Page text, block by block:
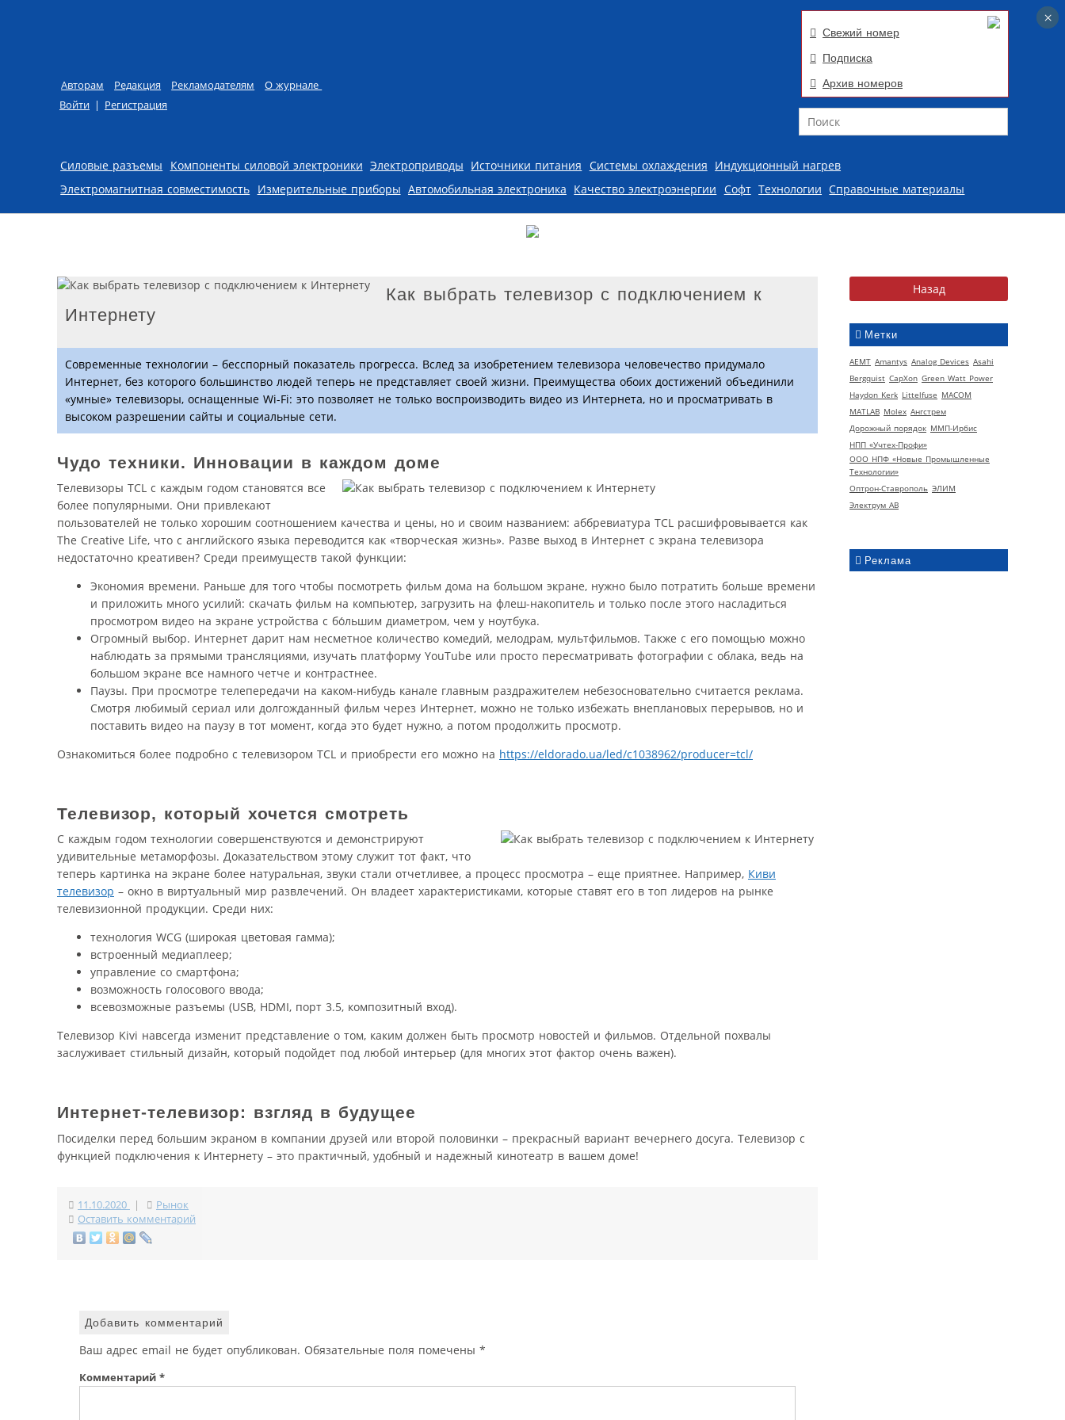
Авторам Редакция Рекламодателям
О журнале
Войти | Регистрация
Свежий номер
Подписка
Архив номеров
Поиск
Skip to content
Силовые разъемы Компоненты силовой электроники Электроприводы Источники питания Системы охлаждения Индукционный нагрев
Электромагнитная совместимость Измерительные приборы Автомобильная электроника Качество электроэнергии Софт Технологии Справочные материалы
Метки
AEMT Amantys Analog Devices Asahi
Bergquist CapXon Green Watt Power
Haydon Kerk Littelfuse MACOM
MATLAB Molex Ангстрем
Дорожный порядок ММП-Ирбис
НПП «Учтех-Профи»
ООО НПФ «Новые Промышленные
Технологии»
Оптрон-Ставрополь ЭЛИМ
Электрум АВ
Реклама
Как выбрать телевизор с подключением к
Интернету
Современные технологии – бесспорный показатель прогресса. Вслед за изобретением телевизора человечество придумало
Интернет, без которого большинство людей теперь не представляет своей жизни. Преимущества обоих достижений объединили
«умные» телевизоры, оснащенные Wi-Fi: это позволяет не только воспроизводить видео из Интернета, но и просматривать в
высоком разрешении сайты и социальные сети.
Чудо техники. Инновации в каждом доме
Телевизоры TCL с каждым годом становятся все
более популярными. Они привлекают
пользователей не только хорошим соотношением качества и цены, но и своим названием: аббревиатура TCL расшифровывается как
The Creative Life, что с английского языка переводится как «творческая жизнь». Разве выход в Интернет с экрана телевизора
недостаточно креативен? Среди преимуществ такой функции:
Экономия времени. Раньше для того чтобы посмотреть фильм дома на большом экране, нужно было потратить больше времени
и приложить много усилий: скачать фильм на компьютер, загрузить на флеш-накопитель и только после этого насладиться
просмотром видео на экране устройства с бо́льшим диаметром, чем у ноутбука.
Огромный выбор. Интернет дарит нам несметное количество комедий, мелодрам, мультфильмов. Также с его помощью можно
наблюдать за прямыми трансляциями, изучать платформу YouTube или просто пересматривать фотографии с облака, ведь на
большом экране все намного четче и контрастнее.
Паузы. При просмотре телепередачи на каком-нибудь канале главным раздражителем небезосновательно считается реклама.
Смотря любимый сериал или долгожданный фильм через Интернет, можно не только избежать внеплановых перерывов, но и
поставить видео на паузу в тот момент, когда это будет нужно, а потом продолжить просмотр.
Ознакомиться более подробно с телевизором TCL и приобрести его можно на https://eldorado.ua/led/c1038962/producer=tcl/
Телевизор, который хочется смотреть
С каждым годом технологии совершенствуются и демонстрируют
удивительные метаморфозы. Доказательством этому служит тот факт, что
теперь картинка на экране более натуральная, звуки стали отчетливее, а процесс просмотра – еще приятнее. Например, Киви
телевизор – окно в виртуальный мир развлечений. Он владеет характеристиками, которые ставят его в топ лидеров на рынке
телевизионной продукции. Среди них:
технология WCG (широкая цветовая гамма);
встроенный медиаплеер;
управление со смартфона;
возможность голосового ввода;
всевозможные разъемы (USB, HDMI, порт 3.5, композитный вход).
Телевизор Kivi навсегда изменит представление о том, каким должен быть просмотр новостей и фильмов. Отдельной похвалы
заслуживает стильный дизайн, который подойдет под любой интерьер (для многих этот фактор очень важен).
Интернет-телевизор: взгляд в будущее
Посиделки перед большим экраном в компании друзей или второй половинки – прекрасный вариант вечернего досуга. Телевизор с
функцией подключения к Интернету – это практичный, удобный и надежный кинотеатр в вашем доме!
11.10.2020 |
Рынок
Оставить комментарий
Добавить комментарий
Ваш адрес email не будет опубликован. Обязательные поля помечены *
Комментарий *
×
×